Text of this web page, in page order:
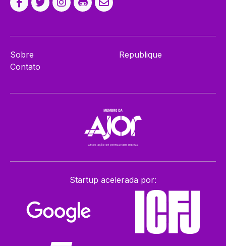
Sobre
Contato
Republique
Startup acelerada por: